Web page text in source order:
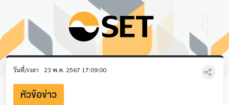
วันที่/เวลา 23 พ.ค. 2567 17:09:00
หัวข้อข่าว